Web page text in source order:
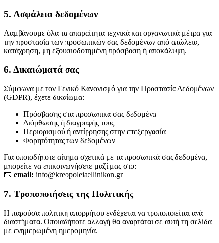
5. Ασφάλεια δεδομένων
Λαμβάνουμε όλα τα απαραίτητα τεχνικά και οργανωτικά μέτρα για
την προστασία των προσωπικών σας δεδομένων από απώλεια,
κατάχρηση, μη εξουσιοδοτημένη πρόσβαση ή αποκάλυψη.
6. Δικαιώματά σας
Σύμφωνα με τον Γενικό Κανονισμό για την Προστασία Δεδομένων
(GDPR), έχετε δικαίωμα:
Πρόσβασης στα προσωπικά σας δεδομένα
Διόρθωσης ή διαγραφής τους
Περιορισμού ή αντίρρησης στην επεξεργασία
Φορητότητας των δεδομένων
Για οποιοδήποτε αίτημα σχετικά με τα προσωπικά σας δεδομένα,
μπορείτε να επικοινωνήσετε μαζί μας στο:
📧 email: info@kreopoleiaellinikon.gr
7. Τροποποιήσεις της Πολιτικής
Η παρούσα πολιτική απορρήτου ενδέχεται να τροποποιείται ανά
διαστήματα. Οποιαδήποτε αλλαγή θα αναρτάται σε αυτή τη σελίδα
με ενημερωμένη ημερομηνία.